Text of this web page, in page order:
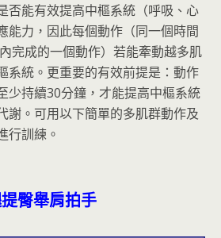
否能有效提高中樞系統（呼吸、心
能力，因此每個動作（同一個時間
完成的一個動作）若能牽動越多肌
系統。更重要的有效前提是：動作
少持續30分鐘，才能提高中樞系統
謝。可用以下簡單的多肌群動作及
行訓練。
臀舉肩拍手